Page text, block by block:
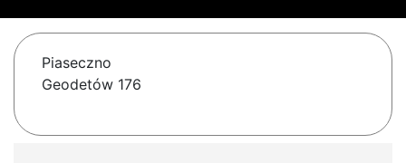
Piaseczno
Geodetów 176